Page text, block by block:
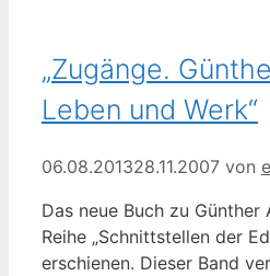
„Zugänge.
Leben und Werk“
06.08.201328.11.2007 von
Das neue Buch zu
Reihe „Schnittstellen der
erschienen. Dieser Band